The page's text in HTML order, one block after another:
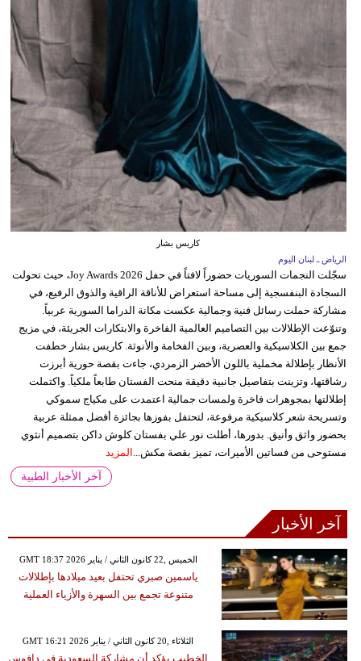
كاريس بشار
الرياض ـ لبنان اليوم
سجّلت النجمات السوريات حضوراً لافتاً في حفل Joy Awards 2026، حيث تحولت
السجادة البنفسجية إلى مساحة استعراض للأناقة الراقية والذوق الرفيع، في
مشاركة حملت رسائل فنية وجمالية عكست مكانة الدراما السورية عربياً.
وتنوّعت الإطلالات بين التصاميم العالمية الفاخرة والابتكارات الجريئة، في مزيج
جمع بين الكلاسيكية والعصرية، وبين الفخامة والأنوثة. كاريس بشار خطفت
الأنظار بإطلالة مخملية باللون الأخضر الزمردي، جاءت بقصة حورية أبرزت
رشاقتها، وتزينت بتفاصيل جانبية دقيقة منحت الفستان طابعاً ملكياً. واكتملت
إطلالتها بمجوهرات فاخرة ولمسات جمالية اعتمدت على مكياج سموكي
وتسريحة شعر كلاسيكية مرفوعة، لتحتفل بفوزها بجائزة أفضل ممثلة عربية
بحضور واثق وأنيق. بدورها، أطلت نور علي بفستان كلوش داكن بتصميم أنثوي
مستوحى من فساتين الأميرات، تميز بقصة مكش... المزيد
آخر الأخبار الطبية
آخر الأخبار
GMT 18:37 2026 الخميس ,22 كانون الثاني / يناير
ياسمين صبري تحتفل بعيد ميلادها بإطلالات
متنوعة تجمع بين السهرة والأزياء العملية
GMT 16:21 2026 الثلاثاء ,20 كانون الثاني / يناير
الخطيب يؤكد أن مشاركة السعودية في دافوس